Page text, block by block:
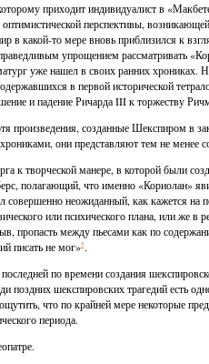
приходит индивидуалист в
перспективы,
в какой-то мере вновь приблизился к
упрощением рассматривать
уже нашел в своих ранних хрониках.
в первой исторической
и падение Ричарда III к торжеству
произведения, созданные Шекспиром в
они представляют тем не менее
к творческой манере, в которой были
полагающий, что именно «Кориолан»
совершенно неожиданный, как кажется
или психического плана, или же в
пропасть между пьесами как по
писать не мог»5.
по времени создания
поздних шекспировских трагедий есть
что по крайней мере некоторые
периода.